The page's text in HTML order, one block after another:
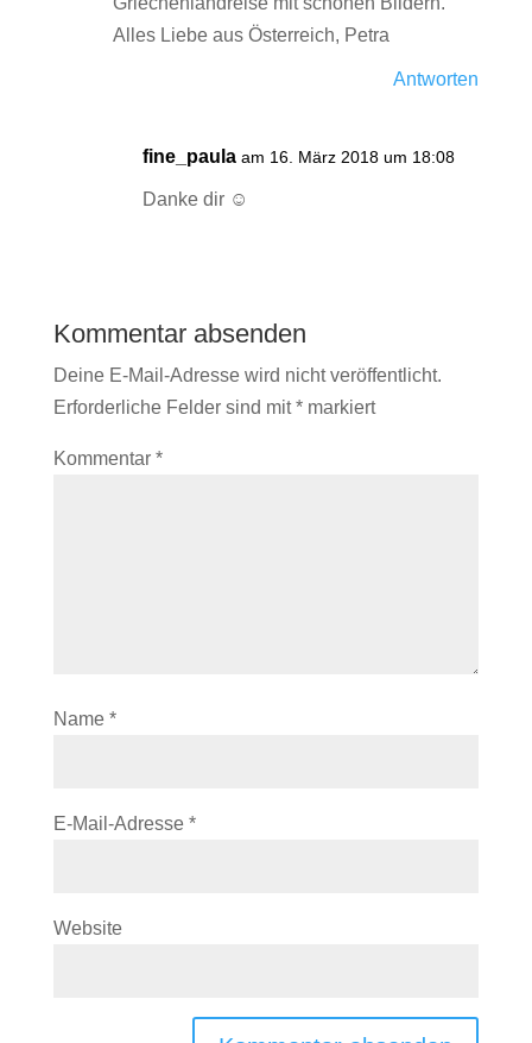
Alles Liebe aus Österreich, Petra
Antworten
fine_paula am 16. März 2018 um 18:08
Danke dir ☺️
Kommentar absenden
Deine E-Mail-Adresse wird nicht veröffentlicht.
Erforderliche Felder sind mit*markiert
Kommentar *
Name *
E-Mail-Adresse *
Website